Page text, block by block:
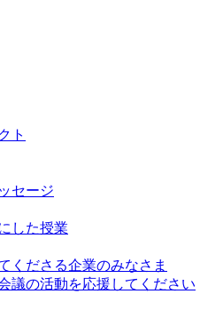
ト
セージ
した授業
くださる企業のみなさま
議の活動を応援してください